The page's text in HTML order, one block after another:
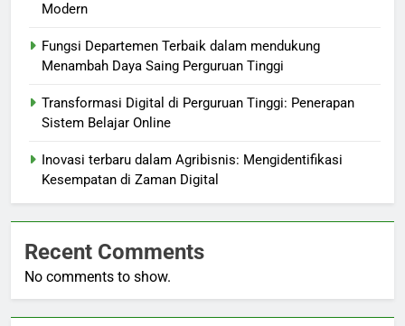
Modern
Fungsi Departemen Terbaik dalam mendukung
Menambah Daya Saing Perguruan Tinggi
Transformasi Digital di Perguruan Tinggi: Penerapan
Sistem Belajar Online
Inovasi terbaru dalam Agribisnis: Mengidentifikasi
Kesempatan di Zaman Digital
Recent Comments
No comments to show.